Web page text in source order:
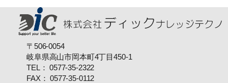
〒506-0054
岐阜県高山市岡本町4丁目450-1
TEL： 0577-35-2322
FAX： 0577-35-0112